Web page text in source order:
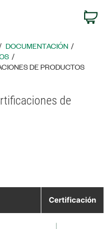
DOCUMENTACIÓN
DE PRODUCTOS
de
Certificación